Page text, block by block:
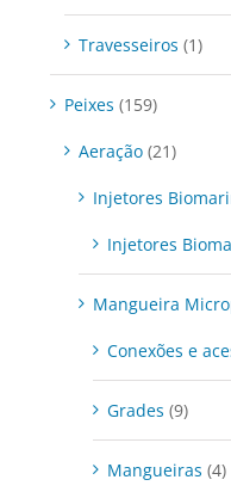
Travesseiros (1)
Peixes (159)
Aeração (21)
Injetores
Injetores
Mangueira
Conexões e
Grades (9)
Mangueiras (4)